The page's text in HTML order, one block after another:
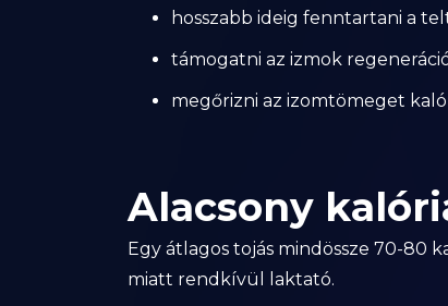
hosszabb ideig fenntartani a
támogatni az izmok
megőrizni az izomtömeget
Alacsony
Egy átlagos tojás mindössze 70-80
miatt rendkívül laktató.